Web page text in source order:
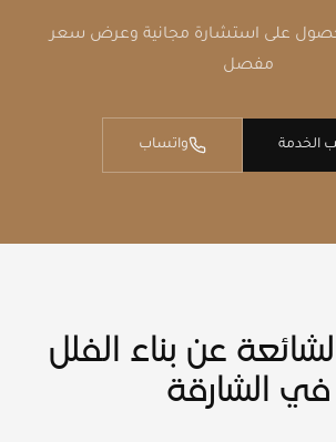
على استشارة مجانية وعرض سعر
مفصل
الخدمة واتساب
عن بناء الفلل
في الشارقة